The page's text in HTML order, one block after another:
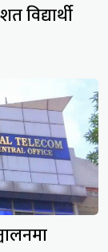
विद्यार्थी